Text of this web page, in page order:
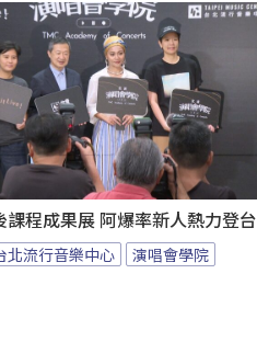
課程成果展 阿爆率新人熱力登台
北流行音樂中心 演唱會學院